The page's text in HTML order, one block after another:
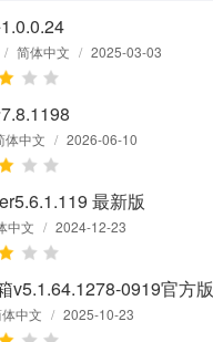
/ 简体中文 / 2025-03-03
体中文 / 2026-06-10
最新版
中文 / 2024-12-23
v5.1.64.1278-0919官方版
中文 / 2025-10-23